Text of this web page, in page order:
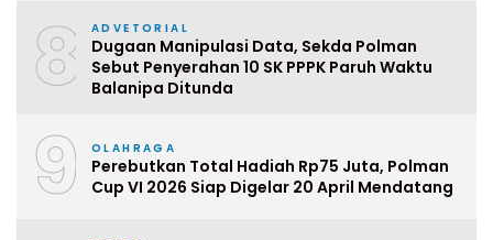
8 ADVETORIAL
Dugaan Manipulasi Data, Sekda Polman
Sebut Penyerahan 10 SK PPPK Paruh Waktu
Balanipa Ditunda
9 OLAHRAGA
Perebutkan Total Hadiah Rp75 Juta, Polman
Cup VI 2026 Siap Digelar 20 April Mendatang